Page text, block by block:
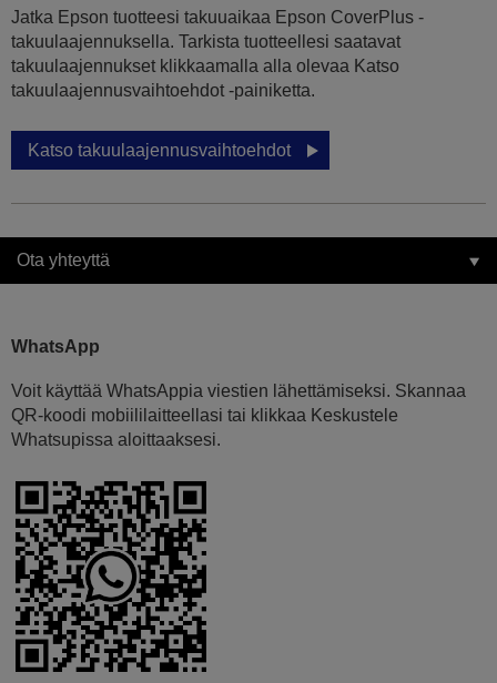
Jatka Epson tuotteesi takuuaikaa Epson CoverPlus -
takuulaajennuksella. Tarkista tuotteellesi saatavat
takuulaajennukset klikkaamalla alla olevaa Katso
takuulaajennusvaihtoehdot -painiketta.
Katso takuulaajennusvaihtoehdot
Ota yhteyttä
WhatsApp
Voit käyttää WhatsAppia viestien lähettämiseksi. Skannaa
QR-koodi mobiililaitteellasi tai klikkaa Keskustele
Whatsupissa aloittaaksesi.